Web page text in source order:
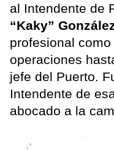
al Intendente de
“Kaky”
profesional
operaciones
jefe del Puerto.
Intendente de
abocado a la